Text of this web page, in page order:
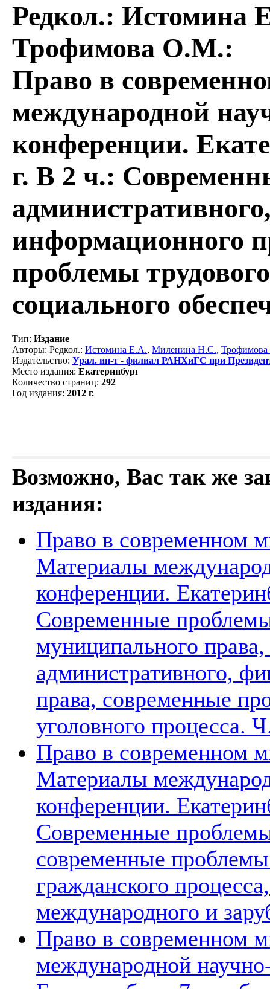
Редкол.:
Трофимова О.М.:
Право в
международной
конференции.
г. В 2 ч.:
информационного
проблемы
социального
Тип: Издание
Авторы: Редкол.: Истомина Е.А., Миленина Н.С.,
Издательство: Урал. ин-т - филиал РАНХиГС при
Место издания: Екатеринбург
Количество страниц: 292
Год издания: 2012 г.
Возможно, Вас так же
издания:
Право в современном
Материалы
конференции.
Современные
муниципального
административного,
права, современные
уголовного процесса.
Право в современном
Материалы
конференции.
Современные
современные
гражданского
международного и
Право в современном
международной